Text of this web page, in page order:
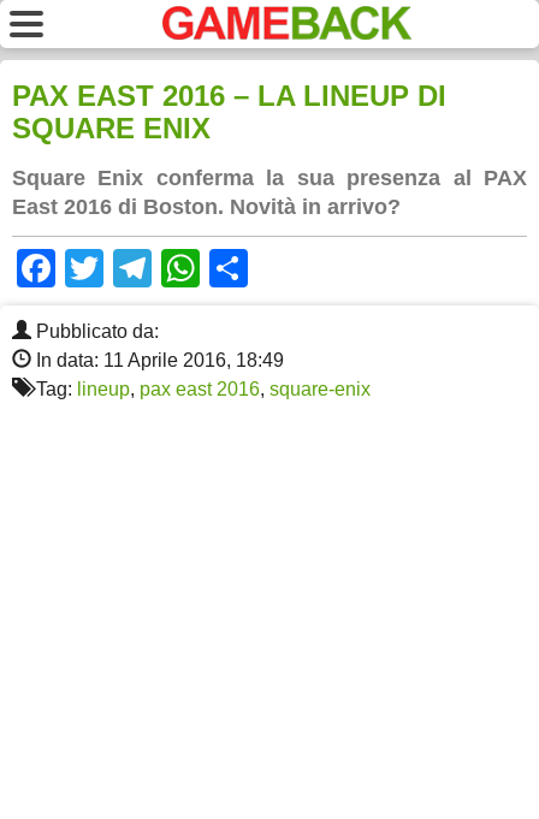
PAX EAST 2016 – LA LINEUP DI
SQUARE ENIX
Square Enix conferma la sua presenza al PAX
East 2016 di Boston. Novità in arrivo?
Facebook
TwitterTelegram
WhatsApp
Pubblicato da:
In data: 11 Aprile 2016, 18:49
Tag: lineup, pax east 2016, square-enix